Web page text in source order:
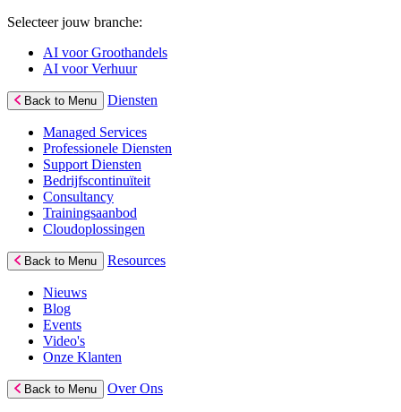
Selecteer jouw branche:
AI voor Groothandels
AI voor Verhuur
Back to Menu Diensten
Managed Services
Professionele Diensten
Support Diensten
Bedrijfscontinuïteit
Consultancy
Trainingsaanbod
Cloudoplossingen
Back to Menu Resources
Nieuws
Blog
Events
Video's
Onze Klanten
Back to Menu Over Ons